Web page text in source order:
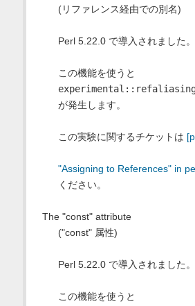
(リファレンス経由での別名)
Perl 5.22.0 で導入されました。
この機能を使うと
が発生します。
この実験に関するチケットは
"Assigning to References" in
ください。
The "const" attribute
("const" 属性)
Perl 5.22.0 で導入されました。
この機能を使うと